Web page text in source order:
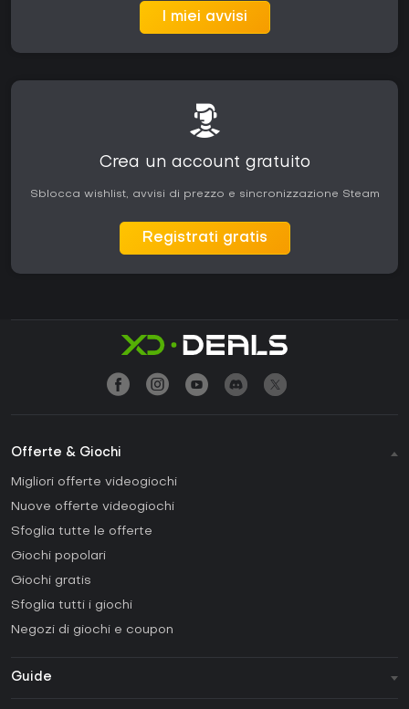
I miei avvisi
Crea un account gratuito
Sblocca wishlist, avvisi di prezzo e sincronizzazione Steam
Registrati gratis
Offerte & Giochi
Migliori offerte videogiochi
Nuove offerte videogiochi
Sfoglia tutte le offerte
Giochi popolari
Giochi gratis
Sfoglia tutti i giochi
Negozi di giochi e coupon
Guide